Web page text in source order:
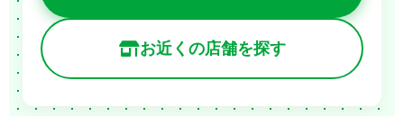
お近くの店舗を探す